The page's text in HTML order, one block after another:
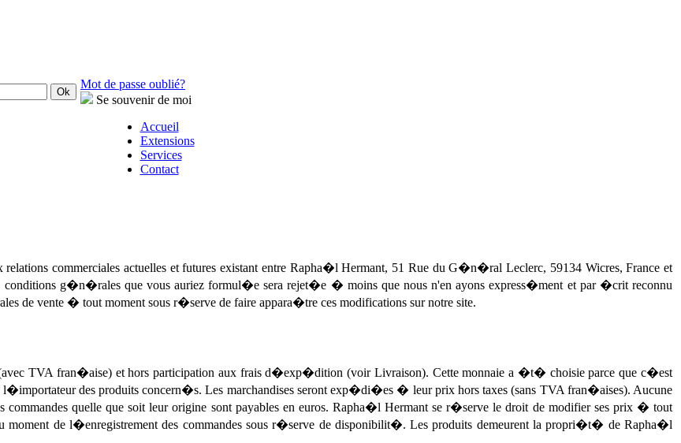
Mot de passe oublié?
Se souvenir de moi
Accueil
Extensions
Services
Contact
commerciales actuelles et futures existant entre Rapha�l Hermant, 51 Rue du G�n�ral Leclerc, 59134 Wicres, France et
g�n�rales que vous auriez formul�e sera rejet�e � moins que nous n'en ayons express�ment et par �crit reconnu
de vente � tout moment sous r�serve de faire appara�tre ces modifications sur notre site.
TVA fran�aise) et hors participation aux frais d�exp�dition (voir Livraison). Cette monnaie a �t� choisie parce que c�est
des produits concern�s. Les marchandises seront exp�di�es � leur prix hors taxes (sans TVA fran�aises). Aucune
quelle que soit leur origine sont payables en euros. Rapha�l Hermant se r�serve le droit de modifier ses prix � tout
moment de l�enregistrement des commandes sous r�serve de disponibilit�. Les produits demeurent la propri�t� de Rapha�l